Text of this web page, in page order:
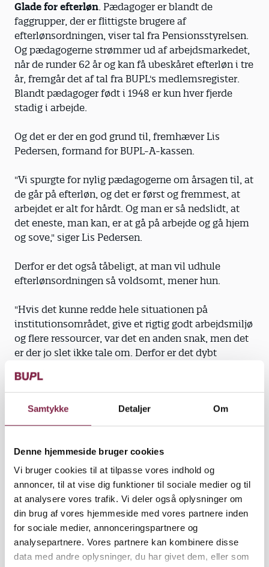
Samtykke Detaljer Om
Denne hjemmeside bruger cookies
Vi bruger cookies til at tilpasse vores indhold og
annoncer, til at vise dig funktioner til sociale medier og til
at analysere vores trafik. Vi deler også oplysninger om
din brug af vores hjemmeside med vores partnere inden
for sociale medier, annonceringspartnere og
analysepartnere. Vores partnere kan kombinere disse
data med andre oplysninger, du har givet dem, eller som
Glade for efterløn. Pædagoger er blandt de
faggrupper, der er flittigste brugere af
efterlønsordningen, viser tal fra Pensionsstyrelsen.
Og pædagogerne strømmer ud af arbejdsmarkedet,
når de runder 62 år og kan få ubeskåret efterløn i tre
år, fremgår det af tal fra BUPL's medlemsregister.
Blandt pædagoger født i 1948 er kun hver fjerde
stadig i arbejde.
Og det er der en god grund til, fremhæver Lis
Pedersen, formand for BUPL-A-kassen.
"Vi spurgte for nylig pædagogerne om årsagen til, at
de går på efterløn, og det er først og fremmest, at
arbejdet er alt for hårdt. Og man er så nedslidt, at
det eneste, man kan, er at gå på arbejde og gå hjem
og sove," siger Lis Pedersen.
Derfor er det også tåbeligt, at man vil udhule
efterlønsordningen så voldsomt, mener hun.
"Hvis det kunne redde hele situationen på
institutionsområdet, give et rigtig godt arbejdsmiljø
og flere ressourcer, var det en anden snak, men det
er der jo slet ikke tale om. Derfor er det dybt
mulighed for at kunne gå fra, når man ikke kan
mere," siger hun.
Den nuværende efterlønsordning er meget mere
efterløn og arbejde, fremhæver Lis Pedersen.
"Det vil man slet ikke give folk mulighed for
fremover. Enten er de på arbejdsmarkedet med de
skæve ting, det giver, eller også er de helt uden for
arbejdsmarkedet," siger Lis Pedersen, der beklager,
at man med tilbagetrækningsreformen fratager folk
nogle valgmuligheder.